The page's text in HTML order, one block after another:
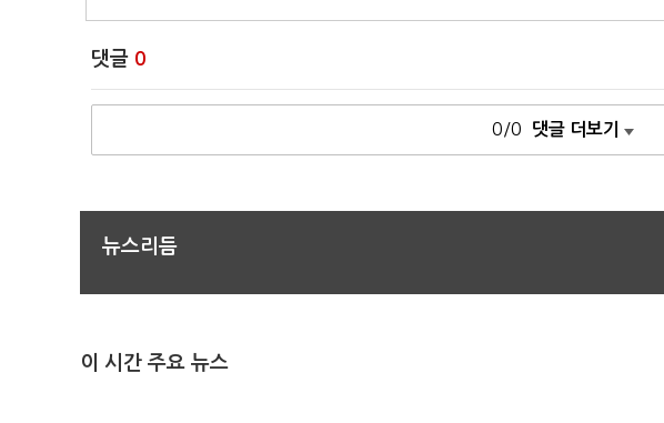
댓글 0
0/0 댓글 더보기
뉴스리듬
이 시간 주요 뉴스